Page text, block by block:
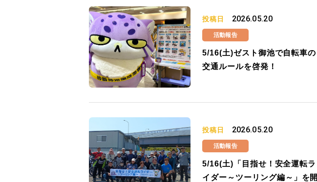
投稿日 2026.05.20
活動報告
5/16(土)ゼスト御池で自転車の
交通ルールを啓発！
投稿日 2026.05.20
活動報告
5/16(土)「目指せ！安全運転ラ
イダー～ツーリング編～」を開